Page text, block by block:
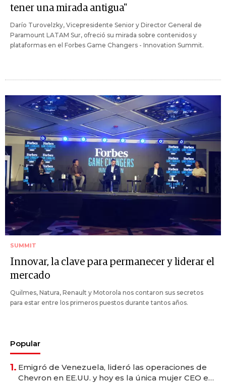
tener una mirada antigua"
Darío Turovelzky, Vicepresidente Senior y Director General de
Paramount LATAM Sur, ofreció su mirada sobre contenidos y
plataformas en el Forbes Game Changers - Innovation Summit.
SUMMIT
Innovar, la clave para permanecer y liderar el
mercado
Quilmes, Natura, Renault y Motorola nos contaron sus secretos
para estar entre los primeros puestos durante tantos años.
Popular
1. Emigró de Venezuela, lideró las operaciones de
Chevron en EE.UU. y hoy es la única mujer CEO en